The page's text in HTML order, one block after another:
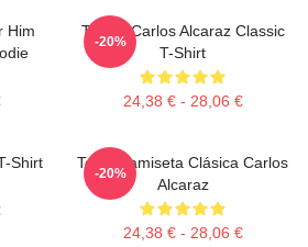
Him
Tennis Carlos Alcaraz Classic
T-Shirt
24,38 € - 28,06 €
-20%
Shirt
Tenis Camiseta Clásica Carlos
Alcaraz
24,38 € - 28,06 €
-20%